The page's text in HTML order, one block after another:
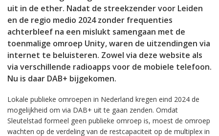
uit in de ether. Nadat de streekzender voor Leiden
en de regio medio 2024 zonder frequenties
achterbleef na een mislukt samengaan met de
toenmalige omroep Unity, waren de uitzendingen via
internet te beluisteren. Zowel via deze website als
via verschillende radioapps voor de mobiele telefoon.
Nu is daar DAB+ bijgekomen.
Lokale publieke omroepen in Nederland kregen eind 2024 de
mogelijkheid om via DAB+ uit te gaan zenden. Omdat
Sleutelstad formeel geen publieke omroep is, moest de omroep
wachten op de verdeling van de restcapaciteit op de multiplex in